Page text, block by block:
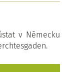
v Německu